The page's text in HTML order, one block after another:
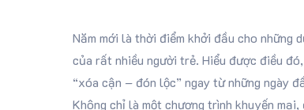
Năm mới là thời điểm khởi đầu cho những
của rất nhiều người trẻ. Hiểu được điều
“xóa cận – đón lộc” ngay từ những ngày
Không chỉ là một chương trình khuyến